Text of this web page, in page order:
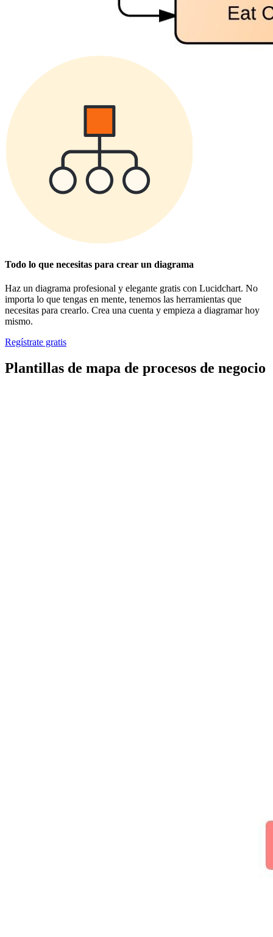
Todo lo que necesitas para crear un diagrama
Haz un diagrama profesional y elegante gratis con Lucidchart. No
importa lo que tengas en mente, tenemos las herramientas que
necesitas para crearlo. Crea una cuenta y empieza a diagramar hoy
mismo.
Regístrate gratis
Plantillas de mapa de procesos de negocio